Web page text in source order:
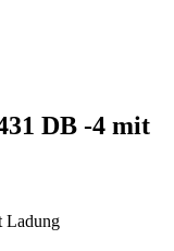
DB -4 mit